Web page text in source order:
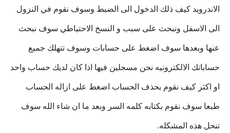
الاندرويد كيف ذلك الدخول الى الضبط وسوف نقوم في النزول
الى الاسفل ونبحث على سبب و النسخ الاحتياطي سوف نبحث
عنها وبعدها سوف اضغط على حسابات وسوف تتهلك جميع
حساباتك الالكترونيه نحن مسجلين فيها اذا كان لديك حساب واحد
او اكثر كيف نقوم بحذف الحساب اضغط على ازاله الحساب
طبعا سوف نقوم بكتابه كلمه السر وبعد ما ان شاء الله سوف
تنحل هذه المشكله.